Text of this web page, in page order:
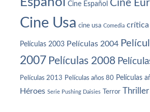
Cine Español Cine
Cine Usa cine usa Comedia crítica
Películas 2003 Películas 2004
2007 Películas 2008
Películas 2013 Películas años 80 Películas
Héroes Serie Pushing Daisies Terror Thriller